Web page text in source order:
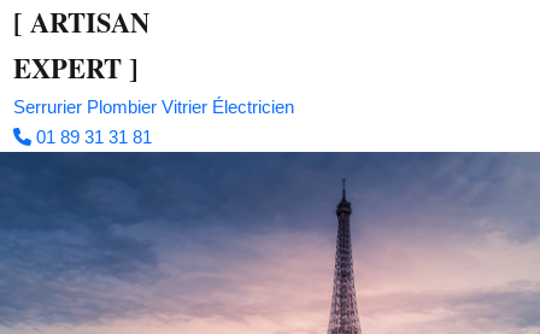
[ ARTISAN
EXPERT]
Serrurier Plombier Vitrier Électricien
01 89 31 31 81